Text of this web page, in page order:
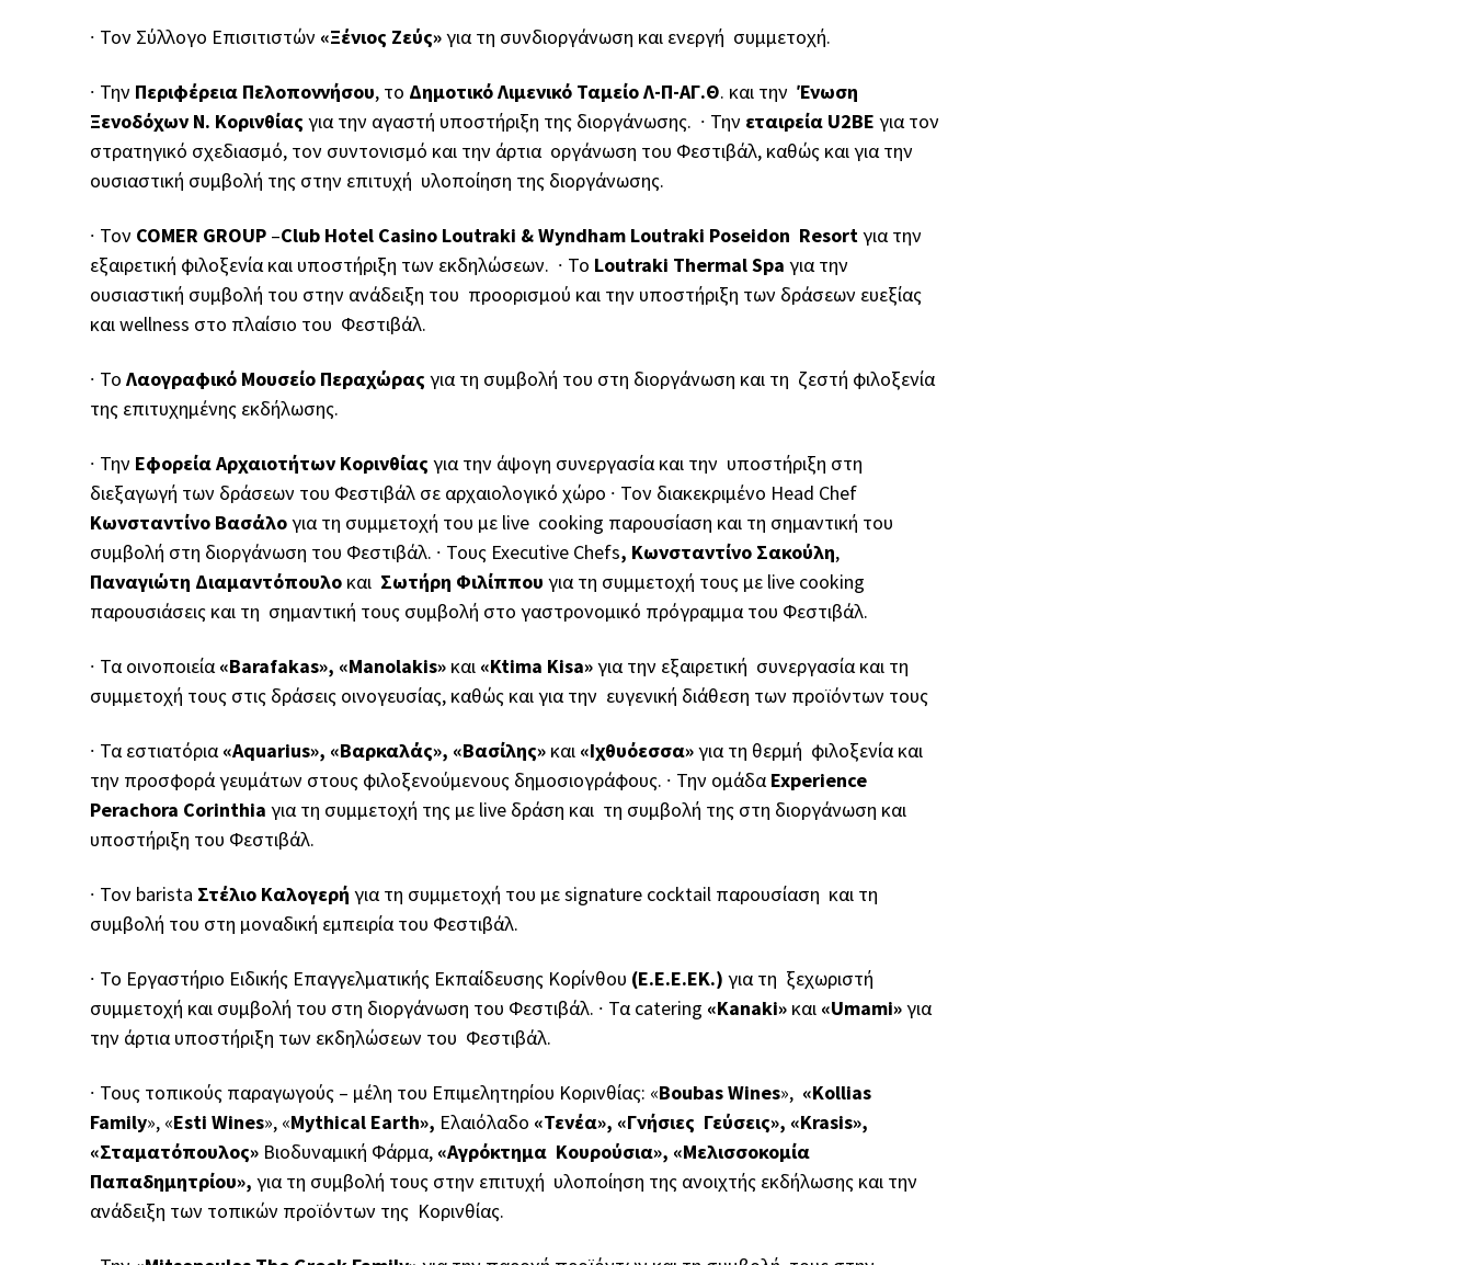
∙ Τον Σύλλογο Επισιτιστών «Ξένιος Ζεύς»για τη συνδιοργάνωση και ενεργή συμμετοχή.
∙ Την Περιφέρεια Πελοποννήσου, το Δημοτικό Λιμενικό Ταμείο Λ-Π-ΑΓ.Θ. και την Ένωση
Ξενοδόχων Ν. Κορινθίας για την αγαστή υποστήριξη της διοργάνωσης. ∙ Την εταιρεία U2BE για τον
στρατηγικό σχεδιασμό, τον συντονισμό και την άρτια οργάνωση του Φεστιβάλ, καθώς και για την
ουσιαστική συμβολή της στην επιτυχή υλοποίηση της διοργάνωσης.
∙ Τον COMER GROUP –Club Hotel Casino Loutraki & Wyndham Loutraki Poseidon Resortγια την
εξαιρετική φιλοξενία και υποστήριξη των εκδηλώσεων. ∙ Το Loutraki Thermal Spa για την
ουσιαστική συμβολή του στην ανάδειξη του προορισμού και την υποστήριξη των δράσεων ευεξίας
και wellness στο πλαίσιο του Φεστιβάλ.
∙ Το Λαογραφικό Μουσείο Περαχώρας για τη συμβολή του στη διοργάνωση και τη ζεστή φιλοξενία
της επιτυχημένης εκδήλωσης.
∙ Την Εφορεία Αρχαιοτήτων Κορινθίας για την άψογη συνεργασία και την υποστήριξη στη
διεξαγωγή των δράσεων του Φεστιβάλ σε αρχαιολογικό χώρο ∙ Τον διακεκριμένο Head Chef
Κωνσταντίνο Βασάλογια τη συμμετοχή του με live cooking παρουσίαση και τη σημαντική του
συμβολή στη διοργάνωση του Φεστιβάλ. ∙ Τους Executive Chefs, Κωνσταντίνο Σακούλη,
Παναγιώτη Διαμαντόπουλο και Σωτήρη Φιλίππου για τη συμμετοχή τους με live cooking
παρουσιάσεις και τη σημαντική τους συμβολή στο γαστρονομικό πρόγραμμα του Φεστιβάλ.
∙ Τα οινοποιεία«Barafakas», «Manolakis» και «Ktima Kisa»για την εξαιρετική συνεργασία και τη
συμμετοχή τους στις δράσεις οινογευσίας, καθώς και για την ευγενική διάθεση των προϊόντων τους
∙ Τα εστιατόρια«Aquarius», «Βαρκαλάς», «Βασίλης» και «Ιχθυόεσσα»για τη θερμή φιλοξενία και
την προσφορά γευμάτων στους φιλοξενούμενους δημοσιογράφους. ∙ Την ομάδαExperience
Perachora Corinthia για τη συμμετοχή της με live δράση και τη συμβολή της στη διοργάνωση και
υποστήριξη του Φεστιβάλ.
∙ Τον barista Στέλιο Καλογερή για τη συμμετοχή του με signature cocktail παρουσίαση και τη
συμβολή του στη μοναδική εμπειρία του Φεστιβάλ.
∙ Το Εργαστήριο Ειδικής Επαγγελματικής Εκπαίδευσης Κορίνθου (Ε.Ε.Ε.ΕΚ.) για τη ξεχωριστή
συμμετοχή και συμβολή του στη διοργάνωση του Φεστιβάλ. ∙ Τα catering «Kanaki» και «Umami»για
την άρτια υποστήριξη των εκδηλώσεων του Φεστιβάλ.
∙ Τους τοπικούς παραγωγούς – μέλη του Επιμελητηρίου Κορινθίας: «Boubas Wines», «Kollias
Family», «Εsti Wines», «Mythical Earth», Ελαιόλαδο «Τενέα», «Γνήσιες Γεύσεις», «Krasis»,
«Σταματόπουλος» Βιοδυναμική Φάρμα, «Αγρόκτημα Κουρούσια», «Μελισσοκομία
Παπαδημητρίου», για τη συμβολή τους στην επιτυχή υλοποίηση της ανοιχτής εκδήλωσης και την
ανάδειξη των τοπικών προϊόντων της Κορινθίας.